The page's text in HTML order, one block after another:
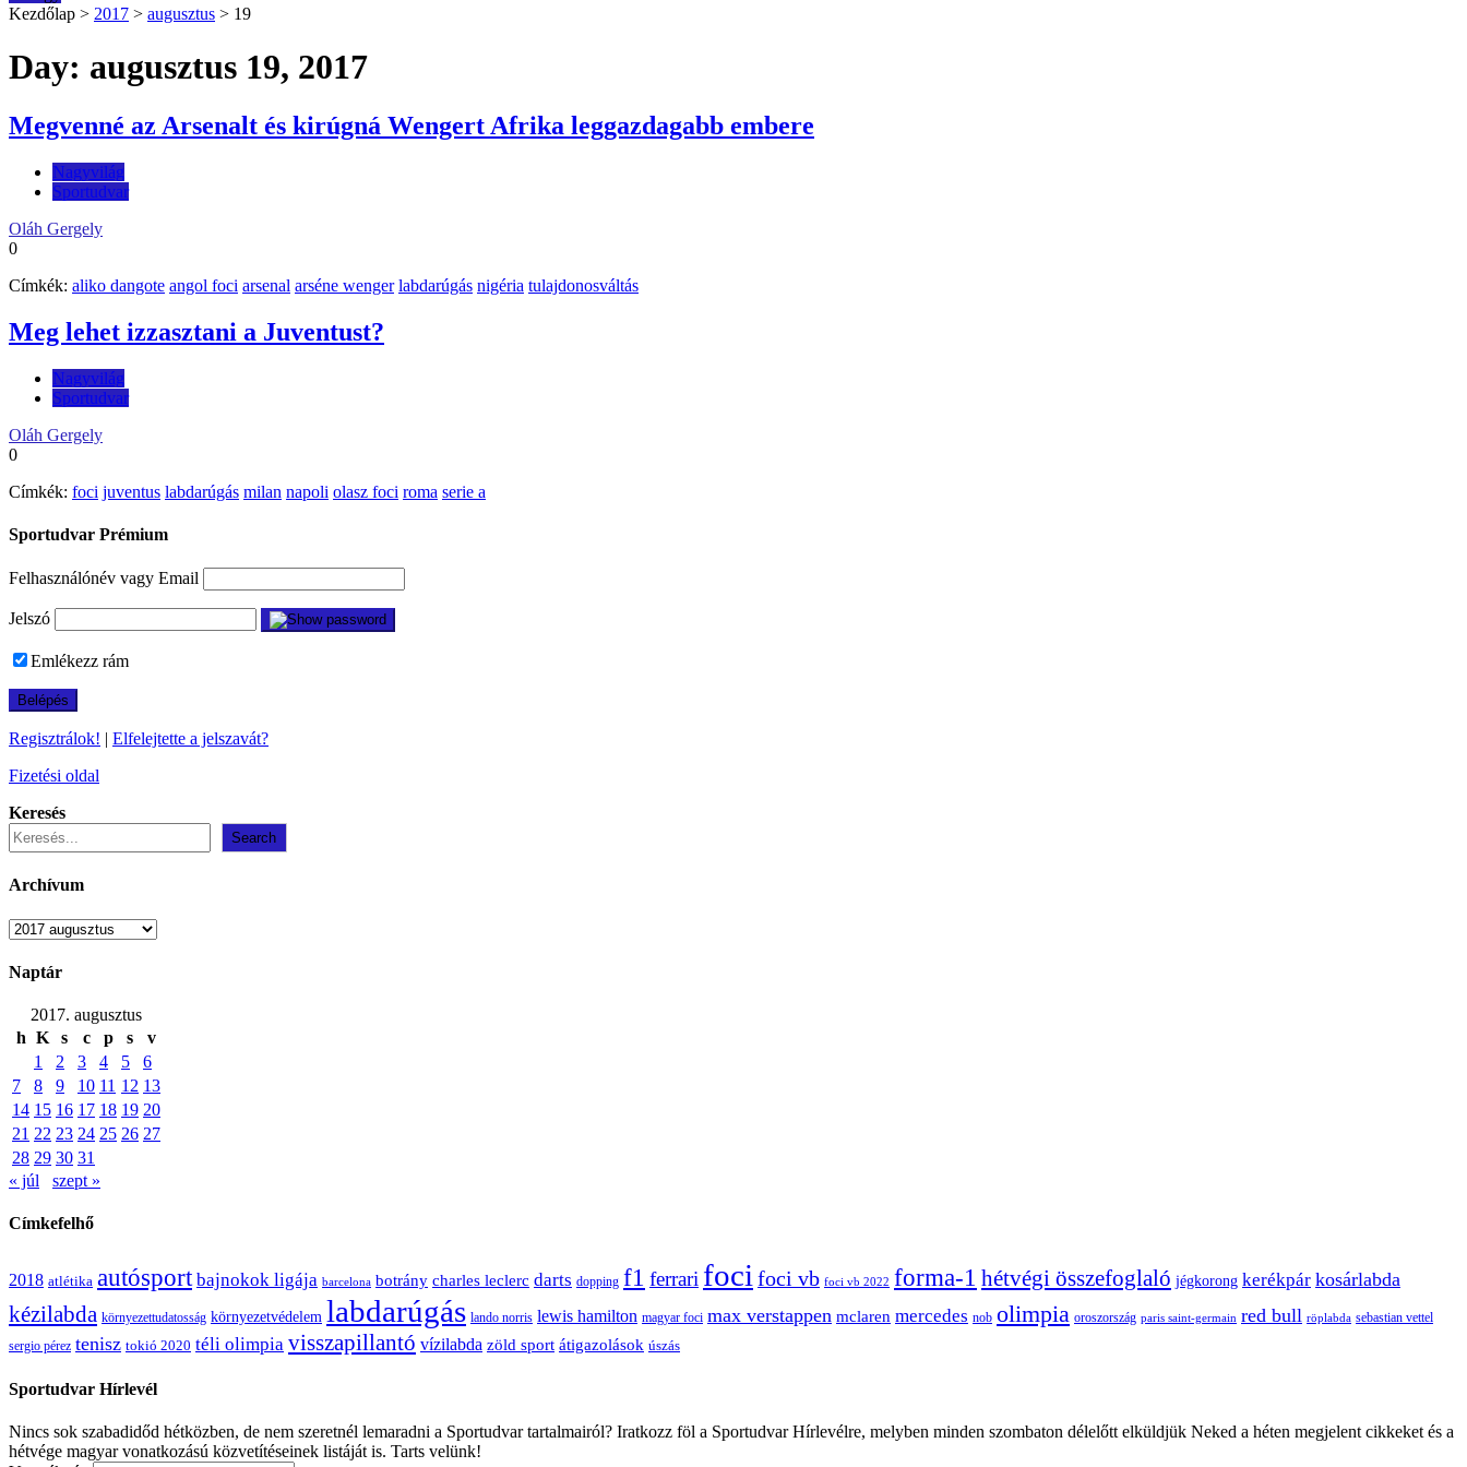
Kezdőlap > 2017 > augusztus > 19
Day: augusztus 19, 2017
Megvenné az Arsenalt és kirúgná Wengert Afrika leggazdagabb embere
Nagyvilág
Sportudvar
Oláh Gergely
0
Címkék: aliko dangote angol foci arsenal arséne wenger labdarúgás nigéria tulajdonosváltás
Meg lehet izzasztani a Juventust?
Nagyvilág
Sportudvar
Oláh Gergely
0
Címkék: foci juventus labdarúgás milan napoli olasz foci roma serie a
Sportudvar Prémium
Felhasználónév vagy Email
Jelszó
Emlékezz rám
Regisztrálok! | Elfelejtette a jelszavát?
Fizetési oldal
Keresés
Search
Archívum
Archívum
Naptár
2017. augusztus
h K s c p s
v
1
2 3 4 5
6
7
8 9 10 11 12 13
14 15 16 17 18 19 20
21 22 23 24 25 26 27
28 29 30 31
« júl
szept »
Címkefelhő
2018 atlétika autósport bajnokok ligája barcelona botrány charles leclerc darts dopping f1 ferrari foci foci vb foci vb 2022 forma-1 hétvégi összefoglaló jégkorong kerékpár kosárlabda
kézilabda környezettudatosság környezetvédelem labdarúgás lando norris lewis hamilton magyar foci max verstappen mclaren mercedes nob olimpia oroszország paris saint-germain red bull röplabda sebastian vettel
sergio pérez tenisz tokió 2020 téli olimpia visszapillantó vízilabda zöld sport átigazolások úszás
Sportudvar Hírlevél
Nincs sok szabadidőd hétközben, de nem szeretnél lemaradni a Sportudvar tartalmairól? Iratkozz föl a Sportudvar Hírlevélre, melyben minden szombaton délelőtt elküldjük Neked a héten megjelent cikkeket és a
hétvége magyar vonatkozású közvetítéseinek listáját is. Tarts velünk!